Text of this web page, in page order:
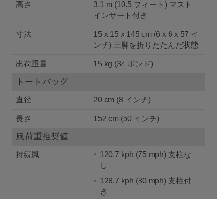
高さ
3.1 m (10.5 フィート) マスト
インサート付き
寸法
15 x 15 x 145 cm (6 x 6 x 57 イ
ンチ) 三脚を折りたたんだ状態
出荷重量 15 kg (34 ポンド)
トートバッグ
直径 20 cm (8 インチ)
長さ 152 cm (60 インチ)
風荷重推奨値
持続風
120.7 kph (75 mph) 支柱な
し
128.7 kph (80 mph) 支柱付
き